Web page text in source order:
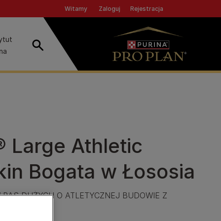
Witamy Header top
Zaloguj Rejestracja
Szukaj
Large Athletic
Bogata w Łososia
DUŻYCH O ATLETYCZNEJ BUDOWIE Z